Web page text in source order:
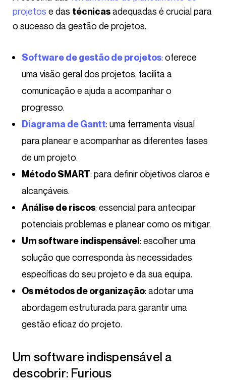
projetos e das técnicasadequadas é crucial para
o sucesso da gestão de projetos.
Software de gestão de projetos: oferece
uma visão geral dos projetos, facilita a
comunicação e ajuda a acompanhar o
progresso.
Diagrama de Gantt: uma ferramenta visual
para planear e acompanhar as diferentes fases
de um projeto.
Método SMART: para definir objetivos claros e
alcançáveis.
Análise de riscos: essencial para antecipar
potenciais problemas e planear como os mitigar.
Um software indispensável : escolher uma
solução que corresponda às necessidades
específicas do seu projeto e da sua equipa.
Os métodos de organização: adotar uma
abordagem estruturada para garantir uma
gestão eficaz do projeto.
Um software indispensável a
descobrir: Furious